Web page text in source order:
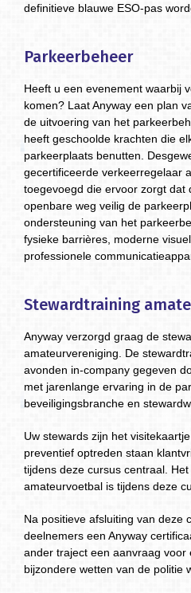
definitieve blauwe ESO-pas
Parkeerbeheer
Heeft u een evenement waarbij
komen? Laat Anyway een plan
de uitvoering van het
heeft geschoolde krachten die
parkeerplaats benutten.
gecertificeerde verkeerregelaar
toegevoegd die ervoor zorgt
openbare weg veilig de
ondersteuning van het
fysieke barrières, moderne
professionele
Stewardtraining
Anyway verzorgd graag de
amateurvereniging. De
avonden in-company gegeven
met jarenlange ervaring in de
beveiligingsbranche en
Uw stewards zijn het
preventief optreden staan
tijdens deze cursus centraal.
amateurvoetbal is tijdens deze
Na positieve afsluiting van deze
deelnemers een Anyway
ander traject een aanvraag voor
bijzondere wetten van de politie